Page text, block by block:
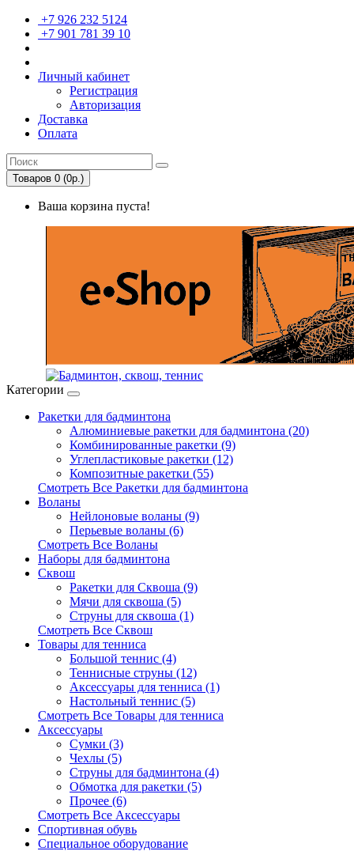
+7 926 232 5124
+7 901 781 39 10
Личный кабинет
Регистрация
Авторизация
Доставка
Оплата
Товаров 0 (0р.)
Ваша корзина пуста!
Категории
Ракетки для бадминтона
Алюминиевые ракетки для бадминтона (20)
Комбинированные ракетки (9)
Углепластиковые ракетки (12)
Композитные ракетки (55)
Смотреть Все Ракетки для бадминтона
Воланы
Нейлоновые воланы (9)
Перьевые воланы (6)
Смотреть Все Воланы
Наборы для бадминтона
Сквош
Ракетки для Сквоша (9)
Мячи для сквоша (5)
Cтруны для сквоша (1)
Смотреть Все Сквош
Товары для тенниса
Большой теннис (4)
Теннисные струны (12)
Аксессуары для тенниса (1)
Настольный теннис (5)
Смотреть Все Товары для тенниса
Аксессуары
Сумки (3)
Чехлы (5)
Струны для бадминтона (4)
Обмотка для ракетки (5)
Прочее (6)
Смотреть Все Аксессуары
Спортивная обувь
Специальное оборудование